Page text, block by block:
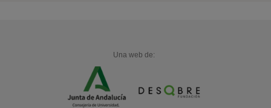
Una web de: